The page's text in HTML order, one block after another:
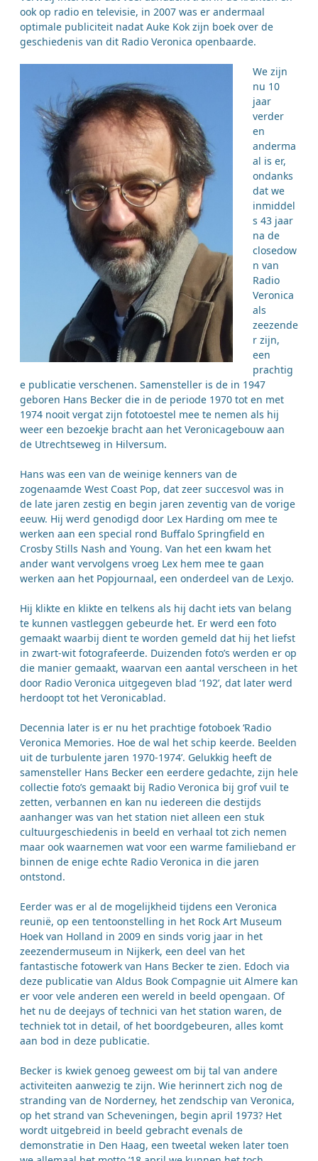
ook op radio en televisie, in 2007 was er andermaal
optimale publiciteit nadat Auke Kok zijn boek over de
geschiedenis van dit Radio Veronica openbaarde.
We zijn
nu 10
jaar
verder
en
anderma
al is er,
ondanks
dat we
inmiddel
s 43 jaar
na de
closedow
n van
Radio
Veronica
als
zeezende
r zijn,
een
prachtig
e publicatie verschenen. Samensteller is de in 1947
geboren Hans Becker die in de periode 1970 tot en met
1974 nooit vergat zijn fototoestel mee te nemen als hij
weer een bezoekje bracht aan het Veronicagebouw aan
de Utrechtseweg in Hilversum.
Hans was een van de weinige kenners van de
zogenaamde West Coast Pop, dat zeer succesvol was in
de late jaren zestig en begin jaren zeventig van de vorige
eeuw. Hij werd genodigd door Lex Harding om mee te
werken aan een special rond Buffalo Springfield en
Crosby Stills Nash and Young. Van het een kwam het
ander want vervolgens vroeg Lex hem mee te gaan
werken aan het Popjournaal, een onderdeel van de Lexjo.
Hij klikte en klikte en telkens als hij dacht iets van belang
te kunnen vastleggen gebeurde het. Er werd een foto
gemaakt waarbij dient te worden gemeld dat hij het liefst
in zwart-wit fotografeerde. Duizenden foto’s werden er op
die manier gemaakt, waarvan een aantal verscheen in het
door Radio Veronica uitgegeven blad ‘192’, dat later werd
herdoopt tot het Veronicablad.
Decennia later is er nu het prachtige fotoboek ‘Radio
Veronica Memories. Hoe de wal het schip keerde. Beelden
uit de turbulente jaren 1970-1974’. Gelukkig heeft de
samensteller Hans Becker een eerdere gedachte, zijn hele
collectie foto’s gemaakt bij Radio Veronica bij grof vuil te
zetten, verbannen en kan nu iedereen die destijds
aanhanger was van het station niet alleen een stuk
cultuurgeschiedenis in beeld en verhaal tot zich nemen
maar ook waarnemen wat voor een warme familieband er
binnen de enige echte Radio Veronica in die jaren
ontstond.
Eerder was er al de mogelijkheid tijdens een Veronica
reunië, op een tentoonstelling in het Rock Art Museum
Hoek van Holland in 2009 en sinds vorig jaar in het
zeezendermuseum in Nijkerk, een deel van het
fantastische fotowerk van Hans Becker te zien. Edoch via
deze publicatie van Aldus Book Compagnie uit Almere kan
er voor vele anderen een wereld in beeld opengaan. Of
het nu de deejays of technici van het station waren, de
techniek tot in detail, of het boordgebeuren, alles komt
aan bod in deze publicatie.
Becker is kwiek genoeg geweest om bij tal van andere
activiteiten aanwezig te zijn. Wie herinnert zich nog de
stranding van de Norderney, het zendschip van Veronica,
op het strand van Scheveningen, begin april 1973? Het
wordt uitgebreid in beeld gebracht evenals de
demonstratie in Den Haag, een tweetal weken later toen